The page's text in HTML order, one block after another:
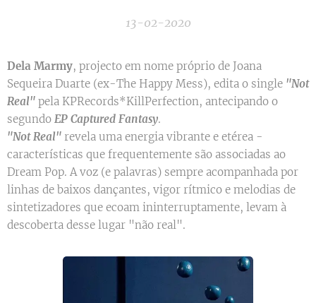
13-02-2020
Dela Marmy, projecto em nome próprio de Joana
Sequeira Duarte (ex-The Happy Mess), edita o single "Not
Real" pela KPRecords*KillPerfection, antecipando o
segundo EP Captured Fantasy.
"Not Real" revela uma energia vibrante e etérea -
características que frequentemente são associadas ao
Dream Pop. A voz (e palavras) sempre acompanhada por
linhas de baixos dançantes, vigor rítmico e melodias de
sintetizadores que ecoam ininterruptamente, levam à
descoberta desse lugar "não real".